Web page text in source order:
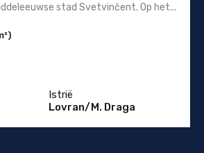
stad Svetvinčent. Op het...
Istrië
Lovran/M. Draga